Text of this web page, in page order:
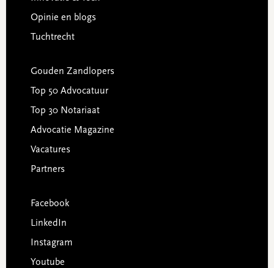
Opinie en blogs
Tuchtrecht
Gouden Zandlopers
Top 50 Advocatuur
Top 30 Notariaat
Advocatie Magazine
Vacatures
Partners
Facebook
LinkedIn
Instagram
Youtube